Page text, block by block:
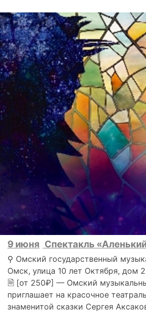
9 июня Спектакль
⚲ Омский государственный
Омск, улица 10 лет Октября, дом 2
🗎 [от 250₽] — Омский
приглашает на красочное
знаменитой сказки Сергея